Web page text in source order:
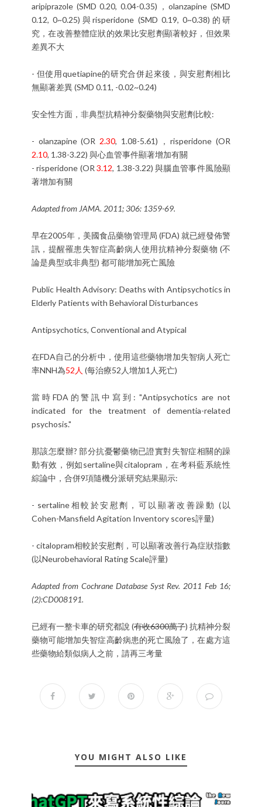
aripiprazole (SMD 0.20, 0.04-0.35)，olanzapine (SMD
0.12, 0~0.25)與risperidone (SMD 0.19, 0~0.38)的研
究，在改善整體症狀的效果比安慰劑顯著較好，但效果
差異不大
- 但使用quetiapine的研究合併起來後，與安慰劑相比
無顯著差異 (SMD 0.11, -0.02~0.24)
安全性方面，非典型抗精神分裂藥物與安慰劑比較:
- olanzapine (OR 2.30, 1.08-5.61)，risperidone (OR
2.10, 1.38-3.22) 與心血管事件顯著增加有關
- risperidone (OR3.12, 1.38-3.22) 與腦血管事件風險顯
著增加有關
Adapted from JAMA. 2011; 306: 1359-69.
早在2005年，美國食品藥物管理局 (FDA) 就已經發佈警
訊，提醒罹患失智症高齡病人使用抗精神分裂藥物 (不
論是典型或非典型) 都可能增加死亡風險
Public Health Advisory: Deaths with Antipsychotics in
Elderly Patients with Behavioral Disturbances
Antipsychotics, Conventional and Atypical
在FDA自己的分析中，使用這些藥物增加失智病人死亡
率NNH為52人 (每治療52人增加1人死亡)
當時FDA的警訊中寫到: "Antipsychotics are not
indicated for the treatment of dementia-related
psychosis."
那該怎麼辦? 部分抗憂鬱藥物已證實對失智症相關的躁
動有效，例如sertaline與citalopram，在考科藍系統性
綜論中，合併9項隨機分派研究結果顯示:
- sertaline相較於安慰劑，可以顯著改善躁動 (以
Cohen-Mansfield Agitation Inventory scores評量)
- citalopram相較於安慰劑，可以顯著改善行為症狀指數
(以Neurobehavioral Rating Scale評量)
Adapted from Cochrane Database Syst Rev. 2011 Feb 16;
(2):CD008191.
已經有一整卡車的研究都說 (有收6300萬了) 抗精神分裂
藥物可能增加失智症高齡病患的死亡風險了，在處方這
些藥物給類似病人之前，請再三考量
YOU MIGHT ALSO LIKE